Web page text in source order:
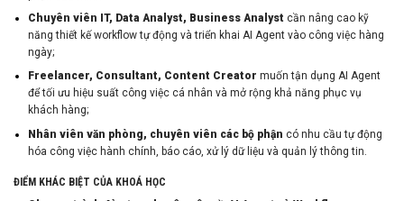
Chuyên viên IT, Data Analyst, Business Analyst cần nâng cao kỹ
năng thiết kế workflow tự động và triển khai AI Agent vào công việc hàng
ngày;
Freelancer, Consultant, Content Creator muốn tận dụng AI Agent
để tối ưu hiệu suất công việc cá nhân và mở rộng khả năng phục vụ
khách hàng;
Nhân viên văn phòng, chuyên viên các bộ phận có nhu cầu tự động
hóa công việc hành chính, báo cáo, xử lý dữ liệu và quản lý thông tin.
ĐIỂM KHÁC BIỆT CỦA KHOÁ HỌC